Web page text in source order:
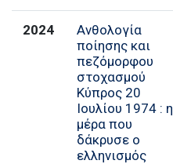
2024
Ανθολογία
ποίησης και
πεζόμορφου
στοχασμού
Κύπρος 20
Ιουλίου 1974 : η
μέρα που
δάκρυσε ο
ελληνισμός